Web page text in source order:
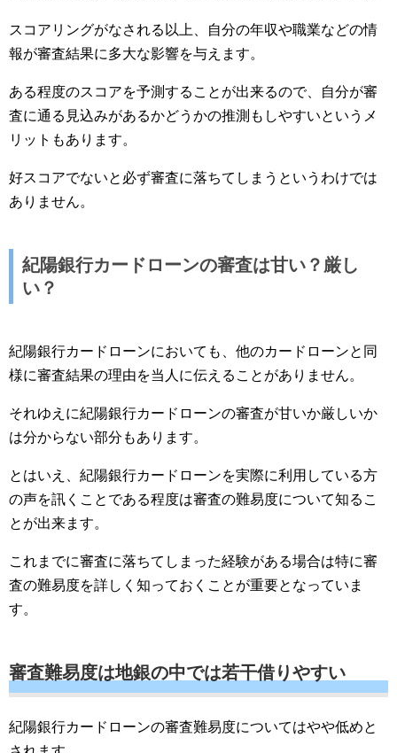
スコアリングがなされる以上、自分の年収や職業などの情
報が審査結果に多大な影響を与えます。
ある程度のスコアを予測することが出来るので、自分が審
査に通る見込みがあるかどうかの推測もしやすいというメ
リットもあります。
好スコアでないと必ず審査に落ちてしまうというわけでは
ありません。
紀陽銀行カードローンの審査は甘い？厳し
い？
紀陽銀行カードローンにおいても、他のカードローンと同
様に審査結果の理由を当人に伝えることがありません。
それゆえに紀陽銀行カードローンの審査が甘いか厳しいか
は分からない部分もあります。
とはいえ、紀陽銀行カードローンを実際に利用している方
の声を訊くことである程度は審査の難易度について知るこ
とが出来ます。
これまでに審査に落ちてしまった経験がある場合は特に審
査の難易度を詳しく知っておくことが重要となっていま
す。
審査難易度は地銀の中では若干借りやすい
紀陽銀行カードローンの審査難易度についてはやや低めと